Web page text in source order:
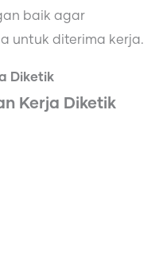
baik agar
untuk diterima kerja.
Diketik
Kerja Diketik